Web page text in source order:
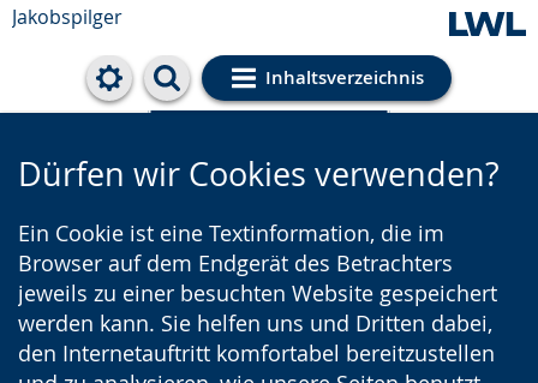
Jakobspilger
Inhaltsverzeichnis
Cookie-Einstellungen
Dürfen wir Cookies verwenden?
Ein Cookie ist eine Textinformation, die im
Browser auf dem Endgerät des Betrachters
jeweils zu einer besuchten Website gespeichert
werden kann. Sie helfen uns und Dritten dabei,
den Internetauftritt komfortabel bereitzustellen